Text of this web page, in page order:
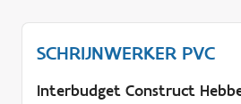
SCHRIJNWERKER PVC
Interbudget Construct